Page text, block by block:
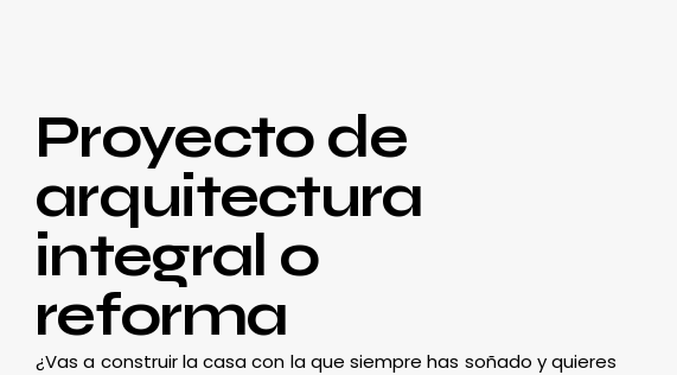
Proyecto de
arquitectura
integral o
reforma
¿Vas a construir la casa con la que siempre has soñado y quieres